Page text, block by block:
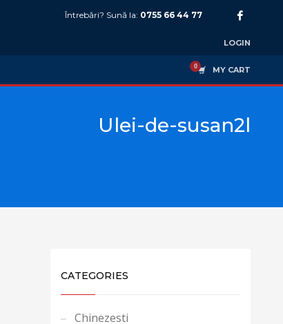
Întrebări? Sună la: 0755 66 44 77
LOGIN
MY CART
Ulei-de-susan2l
CATEGORIES
Chinezesti